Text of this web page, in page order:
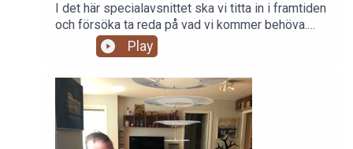
I det här specialavsnittet ska vi titta in i framtiden
och försöka ta reda på vad vi kommer behöva.
Programledaren Malin Åkersten träffar forskaren
Karim Jebari från Institutet för framtidsstudier
som specialiserat sig på framtidens teknologi
och hur den kan komma att påverka samhället. Vi
får också höra Anders Landén - redaktör för
boken Älskade prylar som har fördjupat sig i
företagaren och visionären Clas Ohlson.
Play